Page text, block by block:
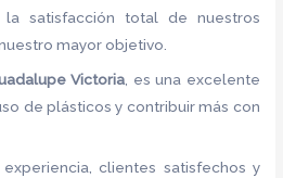
la satisfacción total de nuestros
mayor objetivo.
Victoria , es una excelente
de plásticos y contribuir más con
clientes satisfechos y